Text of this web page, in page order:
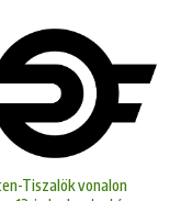
Tiszalök vonalon